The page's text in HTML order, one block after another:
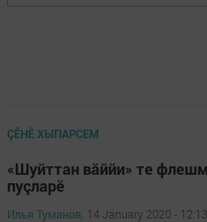
ÇӖНӖ ХЫПАРСЕМ
«Шуйттан вăййи» те
пуçларӗ
Илья Туманов, 14 January 2020 - 12:13